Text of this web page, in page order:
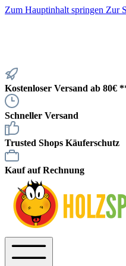
Zum Hauptinhalt springen Zur
Kostenloser Versand ab 80€
Schneller Versand
Trusted Shops Käuferschutz
Kauf auf Rechnung